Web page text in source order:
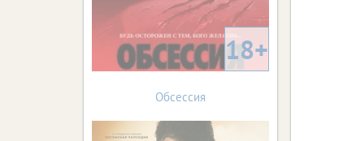
18+
Обсессия